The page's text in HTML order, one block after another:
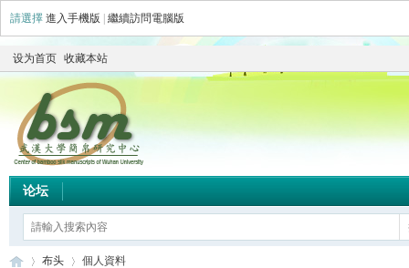
請選擇 進入手機版 繼續訪問電腦版
设为首页 收藏本站
论坛
布头 個人資料